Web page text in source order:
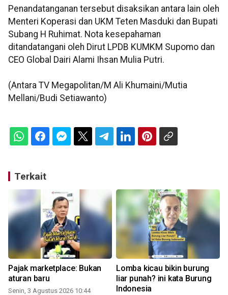
Penandatanganan tersebut disaksikan antara lain oleh
Menteri Koperasi dan UKM Teten Masduki dan Bupati
Subang H Ruhimat. Nota kesepahaman
ditandatangani oleh Dirut LPDB KUMKM Supomo dan
CEO Global Dairi Alami Ihsan Mulia Putri.
(Antara TV Megapolitan/M Ali Khumaini/Mutia
Mellani/Budi Setiawanto)
Terkait
Pajak marketplace: Bukan
aturan baru
Senin, 3 Agustus 2026 10:44
Lomba kicau bikin burung
liar punah? ini kata Burung
Indonesia